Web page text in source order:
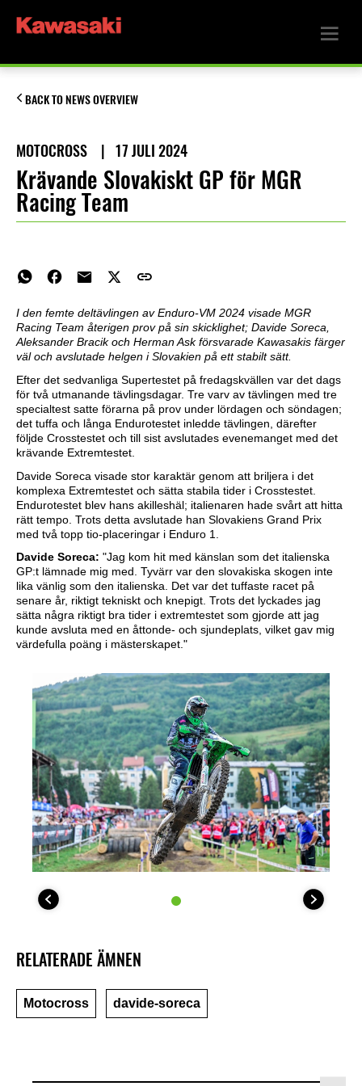
BACK TO NEWS OVERVIEW
MOTOCROSS | 17 JULI 2024
Krävande Slovakiskt GP för MGR
Racing Team
I den femte deltävlingen av Enduro-VM 2024 visade MGR
Racing Team återigen prov på sin skicklighet; Davide Soreca,
Aleksander Bracik och Herman Ask försvarade Kawasakis färger
väl och avslutade helgen i Slovakien på ett stabilt sätt.
Efter det sedvanliga Supertestet på fredagskvällen var det dags
för två utmanande tävlingsdagar. Tre varv av tävlingen med tre
specialtest satte förarna på prov under lördagen och söndagen;
det tuffa och långa Endurotestet inledde tävlingen, därefter
följde Crosstestet och till sist avslutades evenemanget med det
krävande Extremtestet.
Davide Soreca visade stor karaktär genom att briljera i det
komplexa Extremtestet och sätta stabila tider i Crosstestet.
Endurotestet blev hans akilleshäl; italienaren hade svårt att hitta
rätt tempo. Trots detta avslutade han Slovakiens Grand Prix
med två topp tio-placeringar i Enduro 1.
Davide Soreca: "Jag kom hit med känslan som det italienska
GP:t lämnade mig med. Tyvärr var den slovakiska skogen inte
lika vänlig som den italienska. Det var det tuffaste racet på
senare år, riktigt tekniskt och knepigt. Trots det lyckades jag
sätta några riktigt bra tider i extremtestet som gjorde att jag
kunde avsluta med en åttonde- och sjundeplats, vilket gav mig
värdefulla poäng i mästerskapet."
RELATERADE ÄMNEN
Motocross davide-soreca